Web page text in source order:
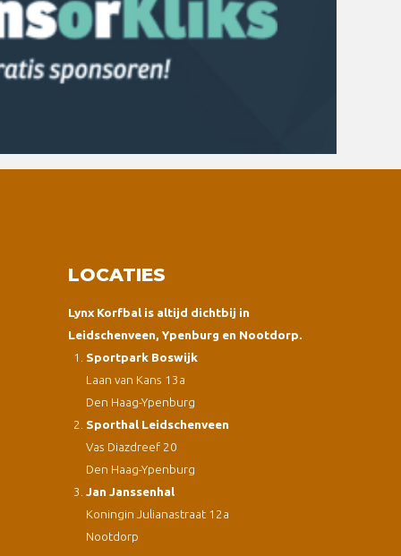
LOCATIES
Lynx Korfbal is altijd dichtbij in
Leidschenveen, Ypenburg en Nootdorp.
Sportpark Boswijk
Laan van Kans 13a
Den Haag-Ypenburg
Sporthal Leidschenveen
Vas Diazdreef 20
Den Haag-Ypenburg
Jan Janssenhal
Koningin Julianastraat 12a
Nootdorp